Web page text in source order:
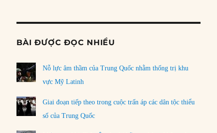
BÀI ĐƯỢC ĐỌC NHIỀU
Nỗ lực âm thầm của Trung Quốc nhằm thống trị khu
vực Mỹ Latinh
Giai đoạn tiếp theo trong cuộc trấn áp các dân tộc thiểu
số của Trung Quốc